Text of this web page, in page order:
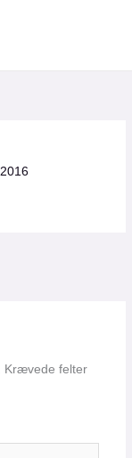
Krævede felter